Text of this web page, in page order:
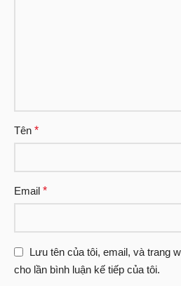
Tên *
Email *
Lưu tên của tôi, email, và trang
cho lần bình luận kế tiếp của tôi.